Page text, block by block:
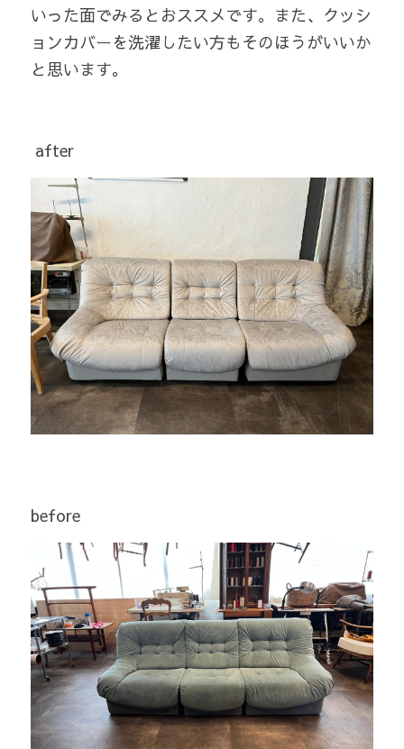
いった面でみるとおススメです。また、クッシ
ョンカバーを洗濯したい方もそのほうがいいか
と思います。
after
before